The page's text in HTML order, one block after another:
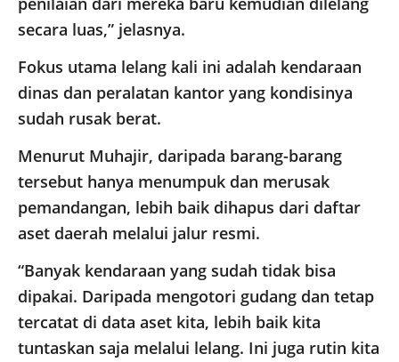
secara luas,” jelasnya.
Fokus utama lelang kali ini adalah kendaraan
dinas dan peralatan kantor yang kondisinya
sudah rusak berat.
Menurut Muhajir, daripada barang-barang
tersebut hanya menumpuk dan merusak
pemandangan, lebih baik dihapus dari daftar
aset daerah melalui jalur resmi.
“Banyak kendaraan yang sudah tidak bisa
dipakai. Daripada mengotori gudang dan tetap
tercatat di data aset kita, lebih baik kita
tuntaskan saja melalui lelang. Ini juga rutin kita